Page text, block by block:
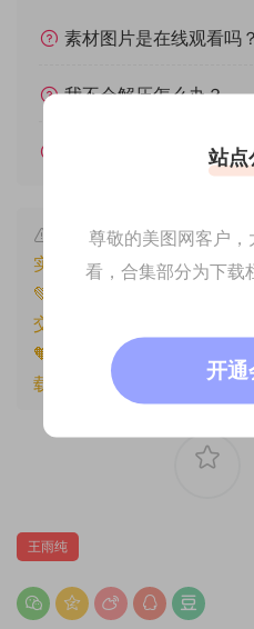
素材图片是在线观看吗？
我不会解压怎么办？
遇见其他问题怎么办？
本文资源仅供个人参考
实将封禁账号权限！
💚本文资源均来源网友分
交工单处理。
🧡原文链接：
https://
载请注明出处。
王雨纯
站点
尊敬的美图网客户
看，合集部分为下载
开通